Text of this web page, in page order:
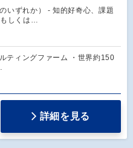
いずれか） - 知的好奇心、課題
しくは…
ティングファーム ・世界約150
詳細を見る